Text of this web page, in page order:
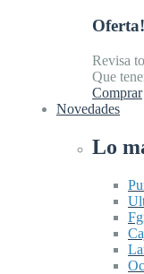
Revisa
Que
Comprar
Novedades
Lo